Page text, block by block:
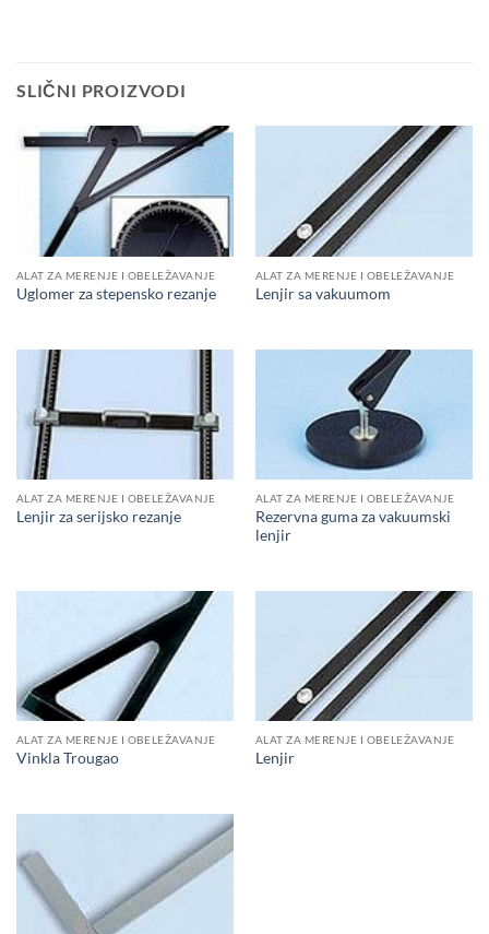
SLIČNI PROIZVODI
ALAT ZA MERENJE I OBELEŽAVANJE
Uglomer za stepensko rezanje
ALAT ZA MERENJE I OBELEŽAVANJE
Lenjir sa vakuumom
ALAT ZA MERENJE I OBELEŽAVANJE
Lenjir za serijsko rezanje
ALAT ZA MERENJE I OBELEŽAVANJE
Rezervna guma za vakuumski
lenjir
ALAT ZA MERENJE I OBELEŽAVANJE
Vinkla Trougao
ALAT ZA MERENJE I OBELEŽAVANJE
Lenjir